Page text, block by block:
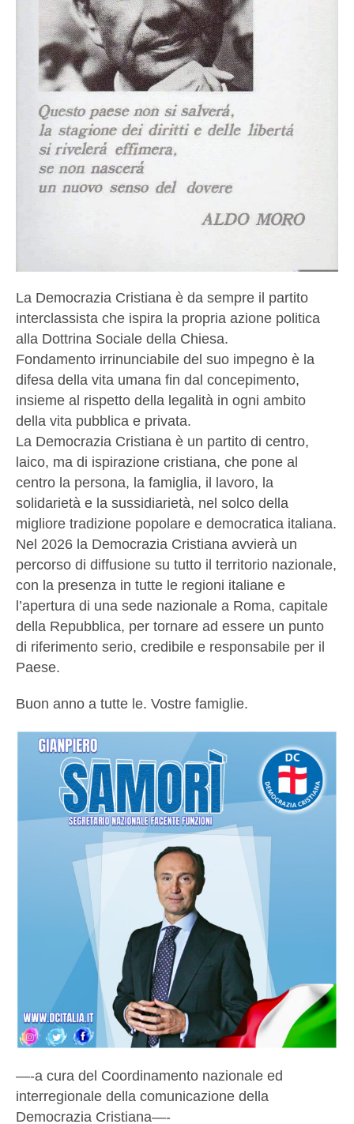
La Democrazia Cristiana è da sempre il partito
interclassista che ispira la propria azione politica
alla Dottrina Sociale della Chiesa.
Fondamento irrinunciabile del suo impegno è la
difesa della vita umana fin dal concepimento,
insieme al rispetto della legalità in ogni ambito
della vita pubblica e privata.
La Democrazia Cristiana è un partito di centro,
laico, ma di ispirazione cristiana, che pone al
centro la persona, la famiglia, il lavoro, la
solidarietà e la sussidiarietà, nel solco della
migliore tradizione popolare e democratica italiana.
Nel 2026 la Democrazia Cristiana avvierà un
percorso di diffusione su tutto il territorio nazionale,
con la presenza in tutte le regioni italiane e
l’apertura di una sede nazionale a Roma, capitale
della Repubblica, per tornare ad essere un punto
di riferimento serio, credibile e responsabile per il
Paese.
Buon anno a tutte le. Vostre famiglie.
—-a cura del Coordinamento nazionale ed
interregionale della comunicazione della
Democrazia Cristiana—-